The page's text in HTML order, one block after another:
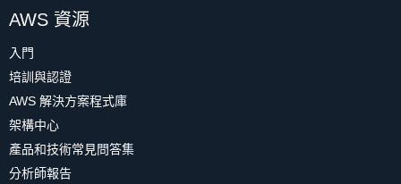
AWS 資源
入門
培訓與認證
AWS 解決方案程式庫
架構中心
產品和技術常見問答集
分析師報告